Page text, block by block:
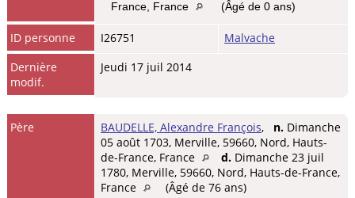
France, France
(Âgé de 0 ans)
ID personne I26751
Malvache
Dernière
modif.
Jeudi 17 juil 2014
Père BAUDELLE, Alexandre François, n. Dimanche
05 août 1703, Merville, 59660, Nord, Hauts-
de-France, France
d. Dimanche 23 juil
1780, Merville, 59660, Nord, Hauts-de-France,
France
(Âgé de 76 ans)